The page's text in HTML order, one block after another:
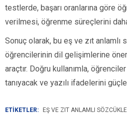
testlerde, başarı oranlarına göre
verilmesi, öğrenme süreçlerini
Sonuç olarak, bu eş ve zıt anlamlı
öğrencilerinin dil gelişimlerine
araçtır. Doğru kullanımla,
tanıyacak ve yazılı ifadelerini
ETİKETLER: EŞ VE ZIT ANLAMLI